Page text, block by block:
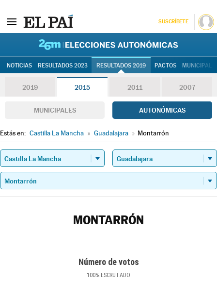
SUSCRÍBETE
NOTICIAS RESULTADOS 2023 RESULTADOS 2019 PACTOS
2019 2015 2011 2007
MUNICIPALES AUTONÓMICAS
Estás en: Castilla La Mancha » Guadalajara » Montarrón
MONTARRÓN
Número de votos
100% ESCRUTADO